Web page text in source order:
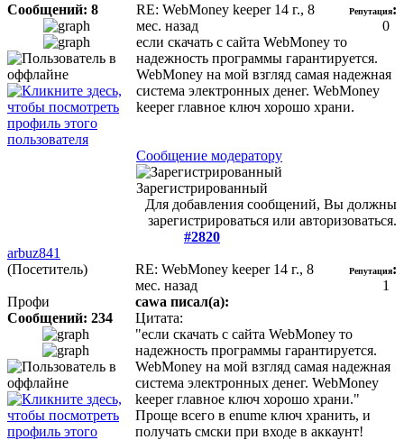
Сообщений: 8 RE: WebMoney keeper 14 г., 8
мес. назад
Репутация:
0
если скачать с сайта WebMoney то
надежность программы гарантируется.
WebMoney на мой взгляд самая надежная
система электронных денег. WebMoney
keeper главное ключ хорошо храни.
Сообщение модератору
Зарегистрированный
Для добавления сообщений, Вы должны
зарегистрироваться или авторизоваться.
#2820
arbuz841
(Посетитель)
Профи
Сообщений: 234
RE: WebMoney keeper 14 г., 8
мес. назад
Репутация:
1
cawa писал(а):
Цитата:
"если скачать с сайта WebMoney то
надежность программы гарантируется.
WebMoney на мой взгляд самая надежная
система электронных денег. WebMoney
keeper главное ключ хорошо храни."
Проще всего в enume ключ хранить, и
получать смски при входе в аккаунт!